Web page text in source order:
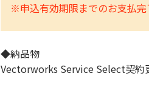
※申込有効期限までのお支払完
◆納品物
Vectorworks Service Select契約